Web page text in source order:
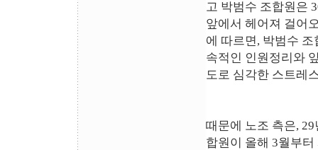
고 박범수 조합원은
앞에서 헤어져 걸어
에 따르면, 박범수
속적인 인원정리와
도로 심각한 스트레
때문에 노조 측은,
합원이 올해 3월부